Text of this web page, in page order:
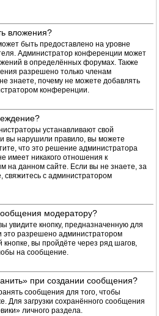
вложения?
быть предоставлено на уровне
Администратор конференции может
в определённых форумах. Также
разрешено только членам
знаете, почему не можете добавлять
конференции.
устанавливают свой
вы нарушили правило, вы можете
что это решение администратора
имеет никакого отношения к
на данном сайте. Если вы не знаете, за
свяжитесь с администратором
модератору?
увидите кнопку, предназначенную для
это разрешено администратором
вы пройдёте через ряд шагов,
на сообщение.
при создании сообщения?
сообщения для того, чтобы
Для загрузки сохранённого сообщения
личного раздела.